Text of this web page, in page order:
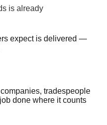
is already
expect is delivered —
tradespeople
done where it counts